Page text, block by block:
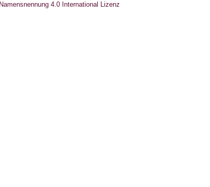
4.0 International Lizenz